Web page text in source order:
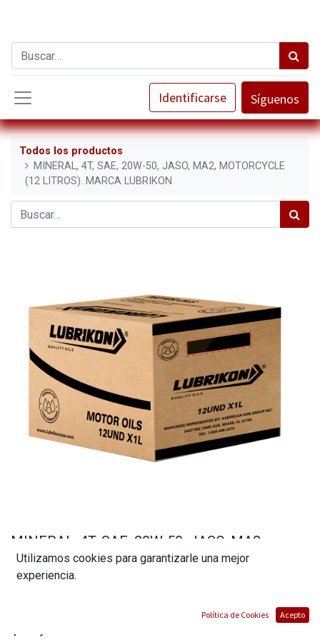
Identificarse Síguenos
Todos los productos
MINERAL, 4T, SAE, 20W-50, JASO, MA2, MOTORCYCLE
(12 LITROS). MARCA LUBRIKON
MINERAL, 4T, SAE, 20W-50, JASO, MA2,
MOTORCYCLE (12 LITROS). MARCA
LUBRIKON
Utilizamos cookies para garantizarle una mejor
experiencia.
Política de Cookies Acepto